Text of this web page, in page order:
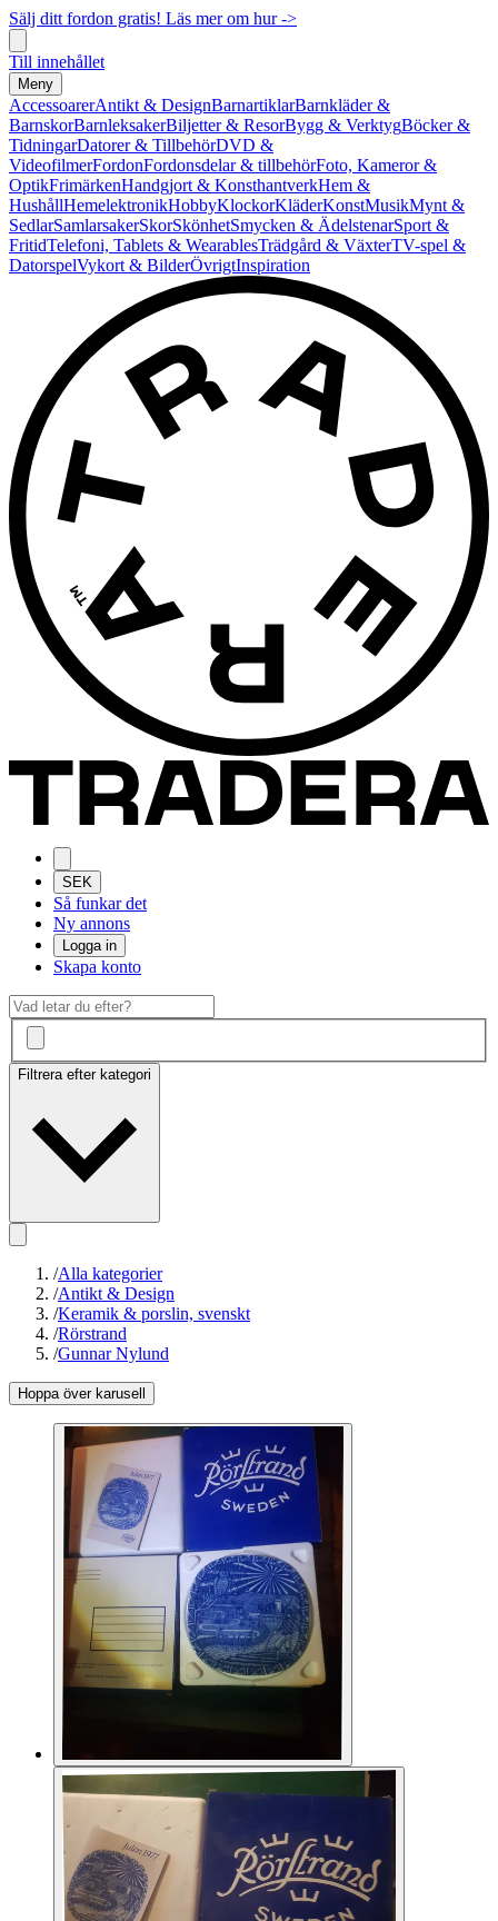
Sälj ditt fordon gratis! Läs mer om hur ->
Till innehållet
Meny
AccessoarerAntikt & DesignBarnartiklarBarnkläder &
BarnskorBarnleksakerBiljetter & ResorBygg & VerktygBöcker &
TidningarDatorer & TillbehörDVD &
VideofilmerFordonFordonsdelar & tillbehörFoto, Kameror &
OptikFrimärkenHandgjort & KonsthantverkHem &
HushållHemelektronikHobbyKlockorKläderKonstMusikMynt &
SedlarSamlarsakerSkorSkönhetSmycken & ÄdelstenarSport &
FritidTelefoni, Tablets & WearablesTrädgård & VäxterTV-spel &
DatorspelVykort & BilderÖvrigtInspiration
SEK
Så funkar det
Ny annons
Logga in
Skapa konto
Filtrera efter kategori
/Alla kategorier
/Antikt & Design
/Keramik & porslin, svenskt
/Rörstrand
/Gunnar Nylund
Hoppa över karusell